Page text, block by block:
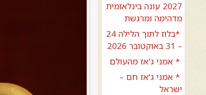
2027 עונה בינלאומית
מדהימה ומרגשת
*בלוז לתוך הלילה 24
– 31 באוקטובר 2026
* אמני ג'אז מהעולם
* אמני ג'אז חם –
ישראל